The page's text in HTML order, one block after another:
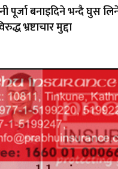
पूर्जा बनाइदिने भन्दै घुस
भ्रष्टाचार मुद्दा